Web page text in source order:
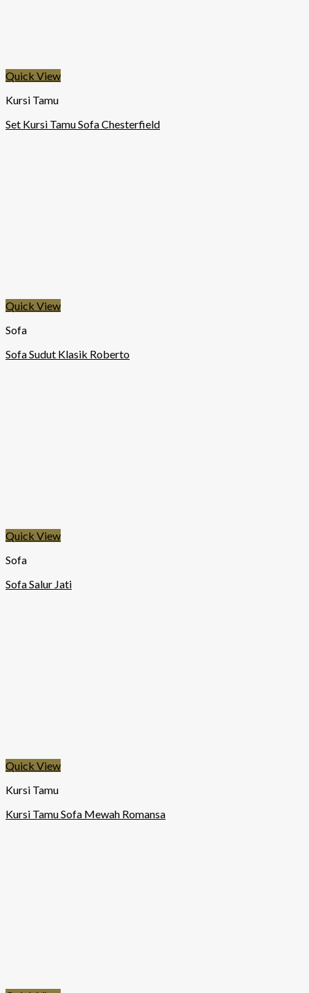
Quick View
Kursi Tamu
Set Kursi Tamu Sofa Chesterfield
Quick View
Sofa
Sofa Sudut Klasik Roberto
Quick View
Sofa
Sofa Salur Jati
Quick View
Kursi Tamu
Kursi Tamu Sofa Mewah Romansa